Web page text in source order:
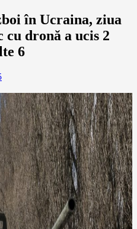
în Ucraina, ziua
cu dronă a ucis 2
6